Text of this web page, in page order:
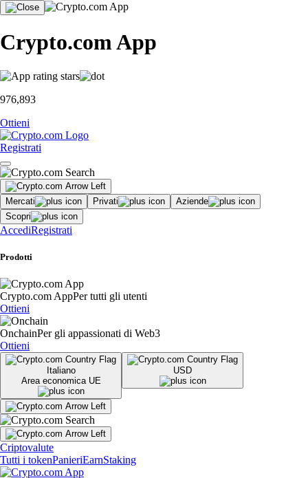
Crypto.com App
976,893
Ottieni
Registrati
Mercati Privati
Aziende
Scopri
AccediRegistrati
Prodotti
Crypto.com AppPer tutti gli utenti
Ottieni
OnchainPer gli appassionati di Web3
Ottieni
Italiano
Area economica UE
USD
Criptovalute
Tutti i tokenPanieriEarnStaking